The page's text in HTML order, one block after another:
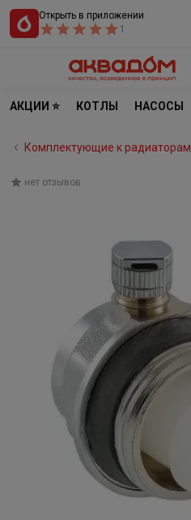
Открыть в приложении
1
АКЦИИ ⭐ КОТЛЫ НАСОСЫ
Комплектующие к радиаторам
нет отзывов